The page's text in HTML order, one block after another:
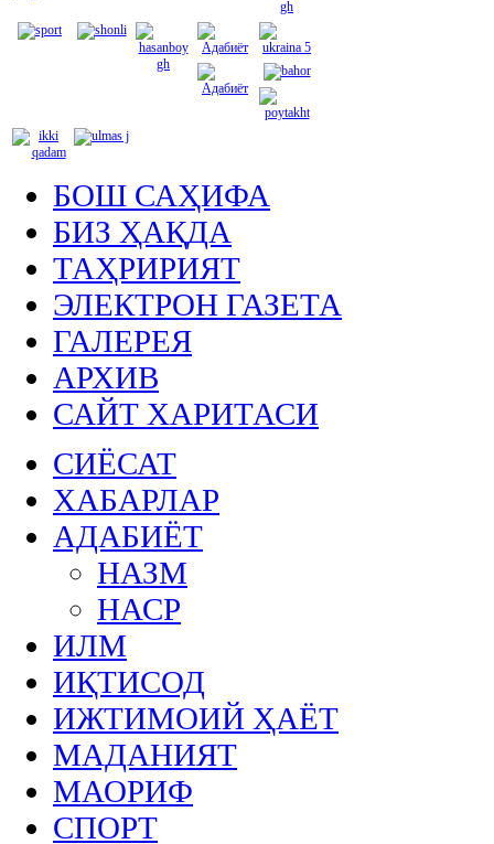
БОШ САҲИФА
БИЗ ҲАҚДА
ТАҲРИРИЯТ
ЭЛЕКТРОН ГАЗЕТА
ГАЛЕРЕЯ
АРХИВ
САЙТ ХАРИТАСИ
СИЁСАТ
ХАБАРЛАР
АДАБИЁТ
НАЗМ
НАСР
ИЛМ
ИҚТИСОД
ИЖТИМОИЙ ҲАЁТ
МАДАНИЯТ
МАОРИФ
СПОРТ